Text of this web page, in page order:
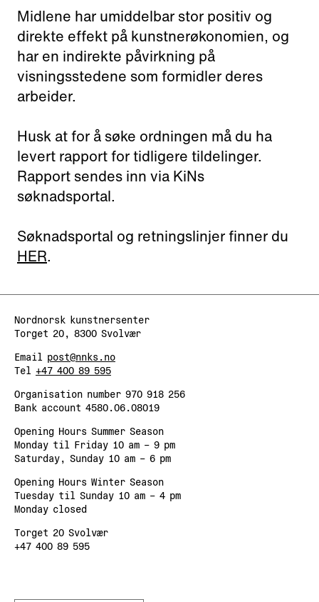
Midlene har umiddelbar stor positiv og
direkte effekt på kunstnerøkonomien, og
har en indirekte påvirkning på
visningsstedene som formidler deres
arbeider.
Husk at for å søke ordningen må du ha
levert rapport for tidligere tildelinger.
Rapport sendes inn via KiNs
søknadsportal.
Søknadsportal og retningslinjer finner du
HER.
Nordnorsk kunstnersenter
Torget 20, 8300 Svolvær
Email post@nnks.no
Tel +47 400 89 595
Organisation number 970 918 256
Bank account 4580.06.08019
Opening Hours Summer Season
Monday til Friday 10 am – 9 pm
Saturday, Sunday 10 am – 6 pm
Opening Hours Winter Season
Tuesday til Sunday 10 am – 4 pm
Monday closed
Torget 20 Svolvær
+47 400 89 595